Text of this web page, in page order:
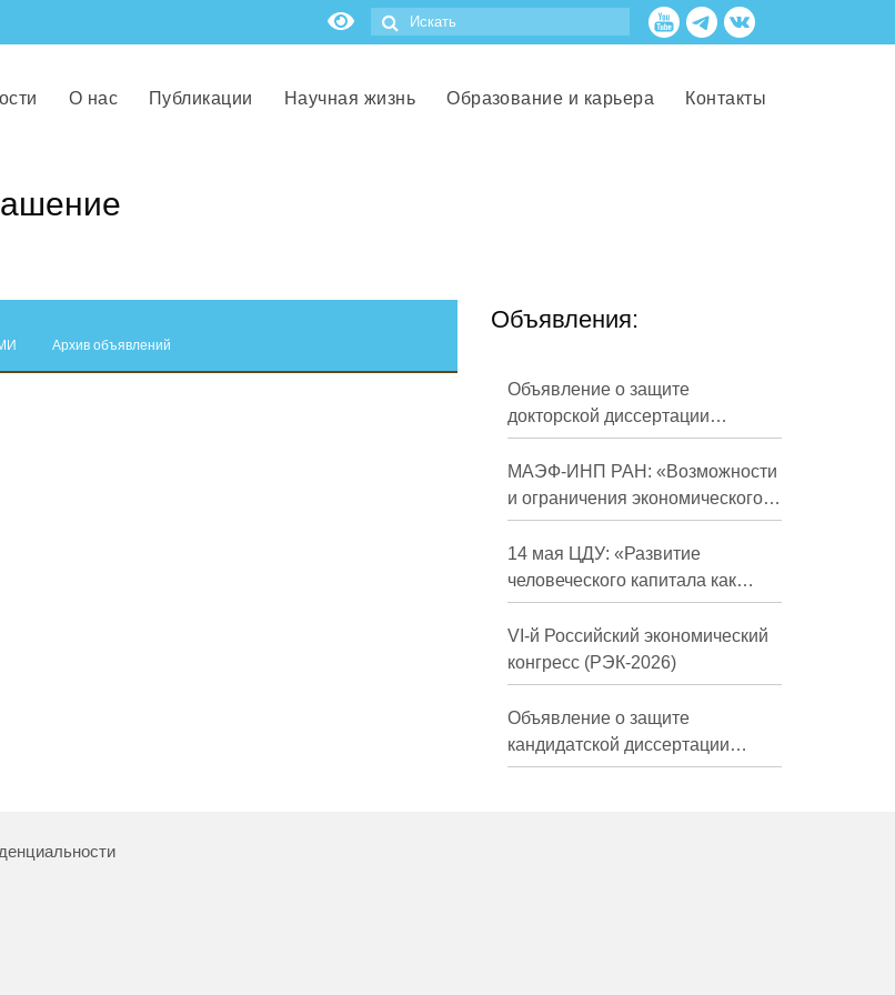
О нас Публикации Научная жизнь Образование и карьера Контакты
Архив объявлений
Объявления:
Объявление о защите
докторской диссертации
Кузнецова Михаила
Евгеньевича
МАЭФ-ИНП РАН: «Возможности
и ограничения экономического
развития России в средне- и
долгосрочной перспективе»
14 мая ЦДУ: «Развитие
человеческого капитала как
фактор экономического роста»
VI-й Российский экономический
конгресс (РЭК-2026)
Объявление о защите
кандидатской диссертации
Трындиной Николь Сергеевны